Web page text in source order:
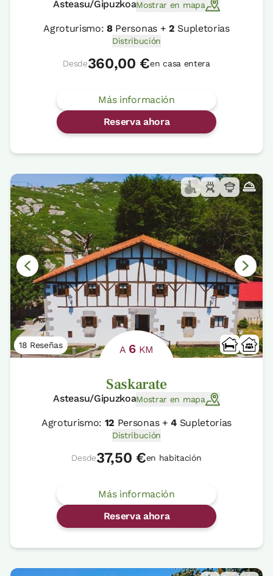
Asteasu/GipuzkoaMostrar en mapa
Agroturismo:8Personas + 2 Supletorias
Distribución
Desde360,00 €en casa entera
Más información
Reserva ahora
18 Reseñas A 6 KM
Saskarate
Asteasu/GipuzkoaMostrar en mapa
Agroturismo: 12 Personas +4Supletorias
Distribución
Desde37,50 €en habitación
Más información
Reserva ahora